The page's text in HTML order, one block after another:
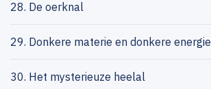
28. De oerknal
29. Donkere materie en donkere energie
30. Het mysterieuze heelal